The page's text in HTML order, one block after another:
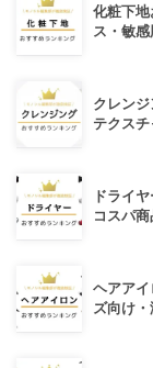
化粧下
ス・敏感
クレン
テクスチ
ドライ
コスパ商
ヘアア
ズ向け